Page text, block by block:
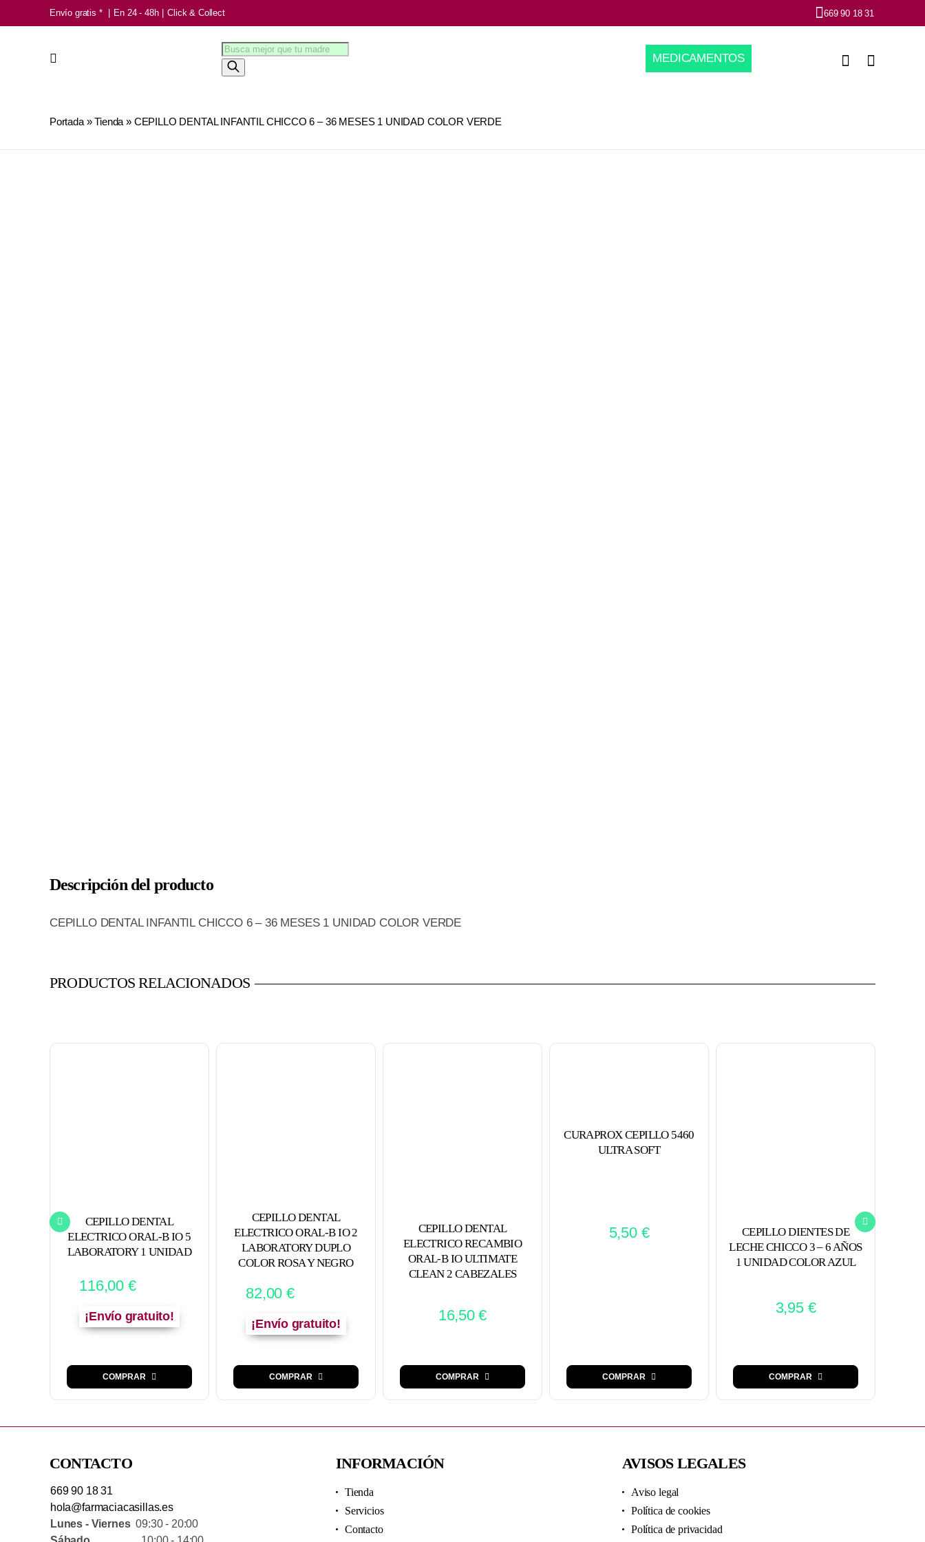
al
Envío gratis * En 24 - 48h Click & Collect 669 90 18 31
Búsqueda
de
MEDICAMENTOS
Portada»Tienda » CEPILLO DENTAL INFANTIL CHICCO 6 – 36 MESES 1 UNIDAD COLOR VERDE
Descripción del producto
CEPILLO DENTAL INFANTIL CHICCO 6 – 36 MESES 1 UNIDAD COLOR VERDE
PRODUCTOS RELACIONADOS
CEPILLO DENTAL
ELECTRICO ORAL-B IO 5
LABORATORY 1 UNIDAD
116,00 €
¡Envío gratuito!
COMPRAR
CEPILLO DENTAL
ELECTRICO ORAL-B IO 2
LABORATORY DUPLO
COLOR ROSA Y NEGRO
82,00 €
¡Envío gratuito!
COMPRAR
CEPILLO DENTAL
ELECTRICO RECAMBIO
ORAL-B IO ULTIMATE
CLEAN 2 CABEZALES
16,50€
COMPRAR
CURAPROX CEPILLO 5460
ULTRA SOFT
5,50 €
COMPRAR
CEPILLO DIENTES DE
LECHE CHICCO 3 – 6 AÑOS
1 UNIDAD COLOR AZUL
3,95 €
COMPRAR
CONTACTO
669 90 18 31
hola@farmaciacasillas.es
Lunes - Viernes09:30 - 20:00
INFORMACIÓN
Tienda
Servicios
Contacto
AVISOS LEGALES
Aviso legal
Política de cookies
Política de privacidad